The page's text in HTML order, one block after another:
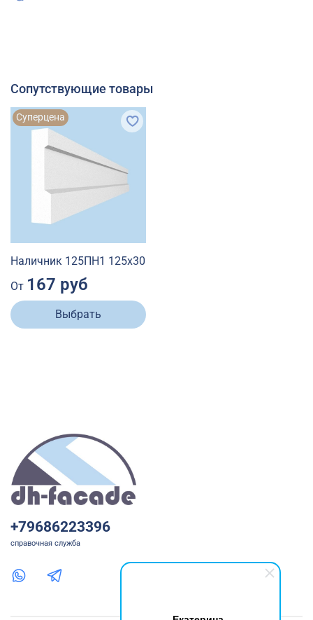
Сопутствующие товары
Суперцена
Наличник 125ПН1 125х30
От 167 руб
Выбрать
+79686223396
справочная служба